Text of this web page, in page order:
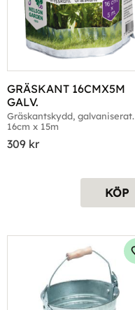
GRÄSKANT 16CMX5M
GALV.
Gräskantskydd, galvaniserat.
16cm x 15m
309 kr
KÖP